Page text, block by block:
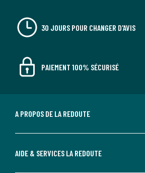
30 JOURS POUR CHANGER D'AVIS
PAIEMENT 100% SÉCURISÉ
A PROPOS DE LA REDOUTE
AIDE & SERVICES LA REDOUTE